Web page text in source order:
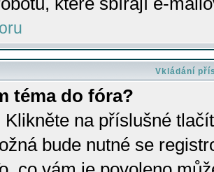
Vkládání
téma do fóra?
Klikněte na příslušné
bude nutné se